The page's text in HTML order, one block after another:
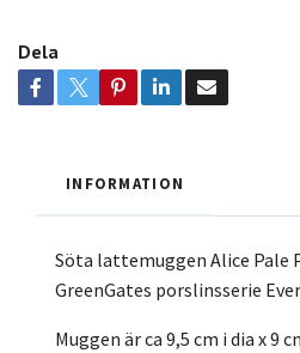
Dela
INFORMATION
Söta lattemuggen Alice Pale
GreenGates porslinsserie
Muggen är ca 9,5 cm i dia x 9